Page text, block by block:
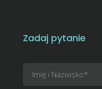
Zadaj pytanie